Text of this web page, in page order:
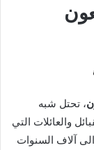
، تحتل شبه
والعائلات التي
الى آلاف السنوات